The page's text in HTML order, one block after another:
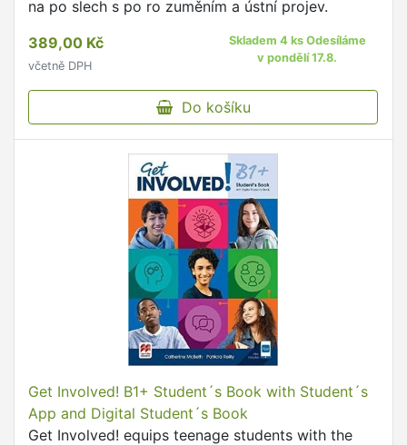
na po slech s po ro zuměním a ústní projev.
389,00 Kč
včetně DPH
Skladem 4 ks Odesíláme
v pondělí 17.8.
Do košíku
Get Involved! B1+ Student´s Book with Student´s
App and Digital Student´s Book
Get Involved! equips teenage students with the